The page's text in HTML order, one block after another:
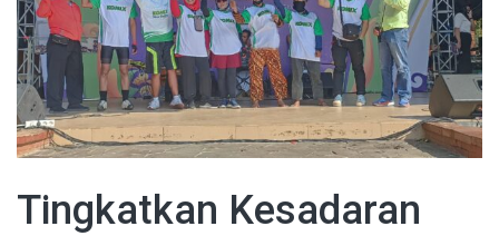
Tingkatkan Kesadaran